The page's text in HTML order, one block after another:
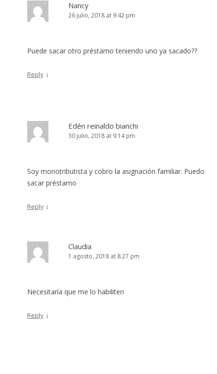
Nancy
26 julio, 2018 at 9:42 pm
Puede sacar otro préstamo teniendo uno ya sacado??
Reply ↓
Edén reinaldo bianchi
30 julio, 2018 at 9:14 pm
Soy monotributista y cobro la asignación familiar. Puedo
sacar préstamo
Reply ↓
Claudia
1 agosto, 2018 at 8:27 pm
Necesitaría que me lo habiliten
Reply ↓